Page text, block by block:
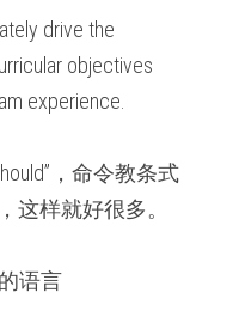
drive the
objectives
experience.
，命令教条式
这样就好很多。
语言